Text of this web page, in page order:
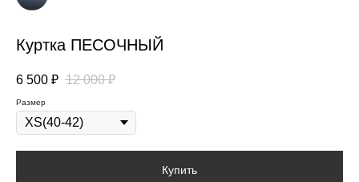
Куртка ПЕСОЧНЫЙ
6 500 ₽ 12 000 ₽
Размер
Купить